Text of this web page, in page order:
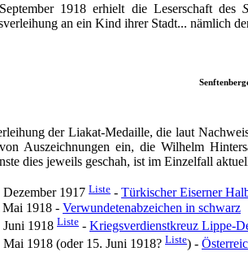
1918 erhielt die Leserschaft des
an ein Kind ihrer Stadt... nämlich
der Liakat-Medaille, die laut
Auszeichnungen ein, die Wilhelm
dies jeweils geschah, ist im Einzelfall
Dezember 1917 Liste - Türkischer Eiserner
Mai 1918 - Verwundetenabzeichen in schwarz
Juni 1918 Liste - Kriegsverdienstkreuz Lippe-
Mai 1918 (oder 15. Juni 1918? Liste) -